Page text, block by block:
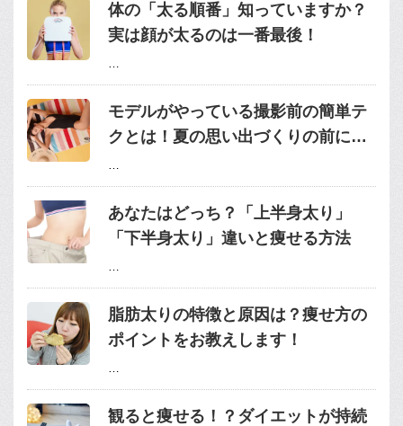
体の「太る順番」知っていますか？
実は顔が太るのは一番最後！
…
モデルがやっている撮影前の簡単テ
クとは！夏の思い出づくりの前に…
…
あなたはどっち？「上半身太り」
「下半身太り」違いと痩せる方法
…
脂肪太りの特徴と原因は？痩せ方の
ポイントをお教えします！
…
観ると痩せる！？ダイエットが持続